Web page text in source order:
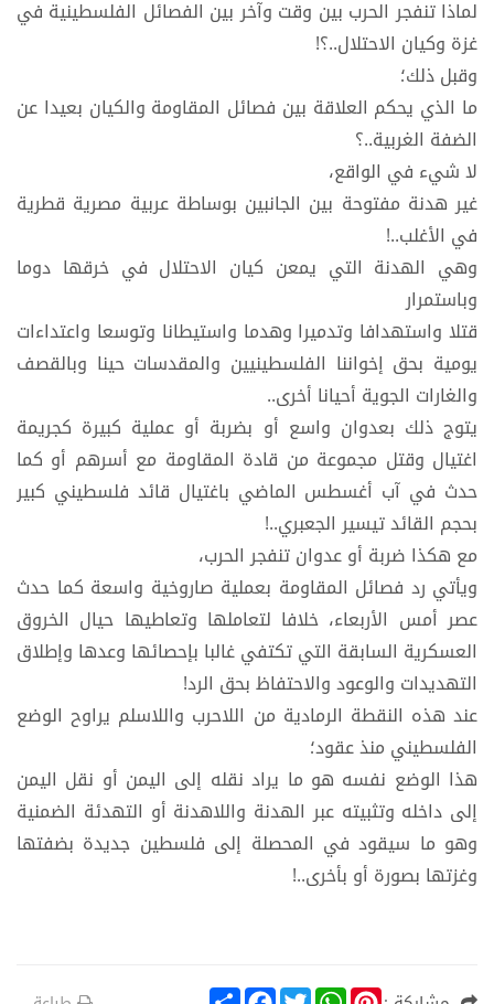
لماذا تنفجر الحرب بين وقت وآخر بين الفصائل الفلسطينية في
غزة وكيان الاحتلال..؟!
وقبل ذلك؛
ما الذي يحكم العلاقة بين فصائل المقاومة والكيان بعيدا عن
الضفة الغربية..؟
لا شيء في الواقع،
غير هدنة مفتوحة بين الجانبين بوساطة عربية مصرية قطرية
في الأغلب..!
وهي الهدنة التي يمعن كيان الاحتلال في خرقها دوما
وباستمرار
قتلا واستهدافا وتدميرا وهدما واستيطانا وتوسعا واعتداءات
يومية بحق إخواننا الفلسطينيين والمقدسات حينا وبالقصف
والغارات الجوية أحيانا أخرى..
يتوج ذلك بعدوان واسع أو بضربة أو عملية كبيرة كجريمة
اغتيال وقتل مجموعة من قادة المقاومة مع أسرهم أو كما
حدث في آب أغسطس الماضي باغتيال قائد فلسطيني كبير
بحجم القائد تيسير الجعبري..!
مع هكذا ضربة أو عدوان تنفجر الحرب،
ويأتي رد فصائل المقاومة بعملية صاروخية واسعة كما حدث
عصر أمس الأربعاء، خلافا لتعاملها وتعاطيها حيال الخروق
العسكرية السابقة التي تكتفي غالبا بإحصائها وعدها وإطلاق
التهديدات والوعود والاحتفاظ بحق الرد!
عند هذه النقطة الرمادية من اللاحرب واللاسلم يراوح الوضع
الفلسطيني منذ عقود؛
هذا الوضع نفسه هو ما يراد نقله إلى اليمن أو نقل اليمن
إلى داخله وتثبيته عبر الهدنة واللاهدنة أو التهدئة الضمنية
وهو ما سيقود في المحصلة إلى فلسطين جديدة بضفتها
وغزتها بصورة أو بأخرى..!
S F T W P